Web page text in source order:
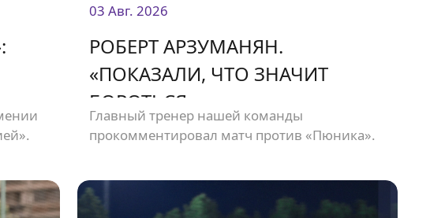
03 Авг. 2026
РОБЕРТ АРЗУМАНЯН.
«ПОКАЗАЛИ, ЧТО ЗНАЧИТ
БОРОТЬСЯ»
Главный тренер нашей команды
прокомментировал матч против «Пюника».